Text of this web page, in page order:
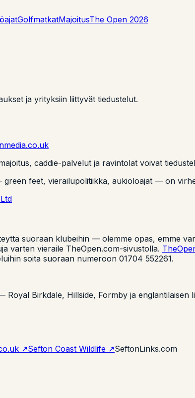
GolfmatkatMajoitusThe Open 2026
ja yrityksiin liittyvät tiedustelut.
caddie-palvelut ja ravintolat voivat
feet, vierailupolitiikka, aukioloajat — on
suoraan klubeihin — olemme opas, emme
varten vieraile TheOpen.com-sivustolla.
soita suoraan numeroon 01704 552261.
Royal Birkdale, Hillside, Formby ja englantilaisen
↗Sefton Coast Wildlife ↗SeftonLinks.com